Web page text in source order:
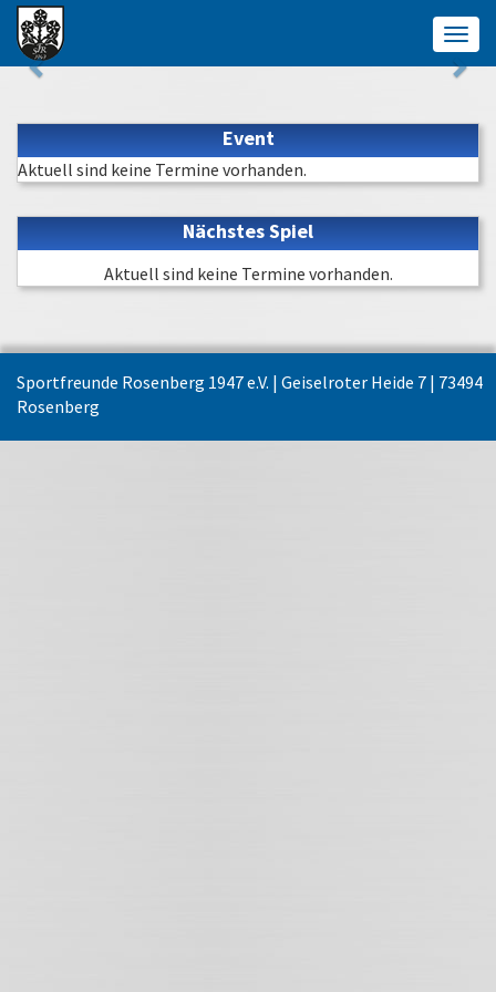
Event
Aktuell sind keine Termine vorhanden.
Nächstes Spiel
Aktuell sind keine Termine vorhanden.
Sportfreunde Rosenberg 1947 e.V. | Geiselroter Heide 7 | 73494
Rosenberg